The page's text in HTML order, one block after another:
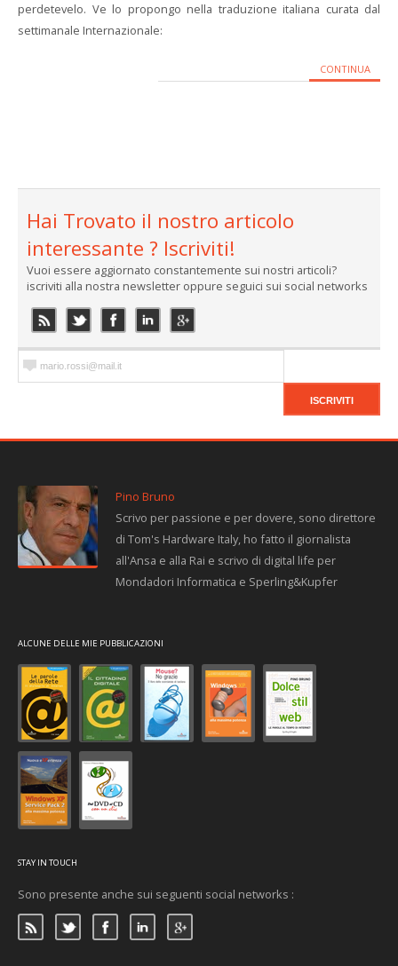
perdetevelo. Ve lo propongo nella traduzione italiana curata dal
settimanale Internazionale:
CONTINUA
Hai Trovato il nostro articolo
interessante ? Iscriviti!
Vuoi essere aggiornato constantemente sui nostri articoli?
iscriviti alla nostra newsletter oppure seguici sui social networks
Pino Bruno
Scrivo per passione e per dovere, sono direttore
di Tom's Hardware Italy, ho fatto il giornalista
all'Ansa e alla Rai e scrivo di digital life per
Mondadori Informatica e Sperling&Kupfer
ALCUNE DELLE MIE PUBBLICAZIONI
STAY IN TOUCH
Sono presente anche sui seguenti social networks :